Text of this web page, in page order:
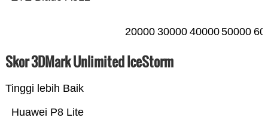
20000 30000 4000050000
Skor 3DMark Unlimited IceStorm
Tinggi lebih Baik
Huawei P8 Lite